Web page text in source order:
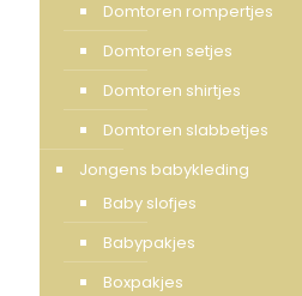
Domtoren rompertjes
Domtoren setjes
Domtoren shirtjes
Domtoren slabbetjes
Jongens babykleding
Baby slofjes
Babypakjes
Boxpakjes